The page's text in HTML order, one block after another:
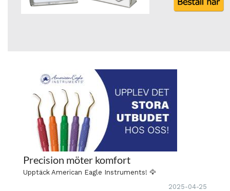
Precision möter komfort
Upptäck American Eagle Instruments! 🦅
2025-04-25